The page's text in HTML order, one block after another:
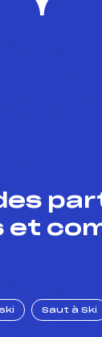
et
Saut à Ski